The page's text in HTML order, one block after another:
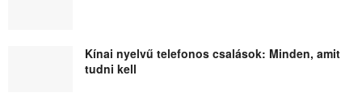
Kínai nyelvű telefonos csalások: Minden, amit
tudni kell